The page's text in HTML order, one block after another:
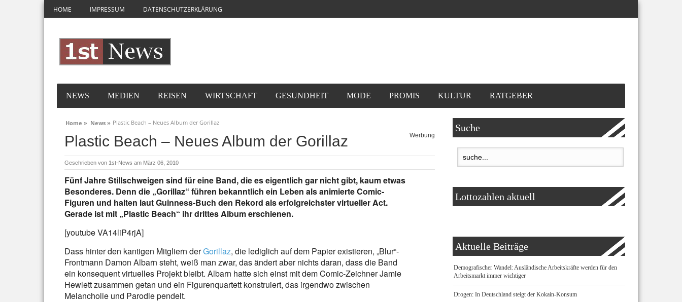
HOME IMPRESSUM DATENSCHUTZERKLÄRUNG
NEWS MEDIEN REISEN WIRTSCHAFT GESUNDHEIT MODE PROMIS KULTUR RATGEBER
Home » News » Plastic Beach – Neues Album der Gorillaz
Plastic Beach – Neues Album der Gorillaz Werbung
Geschrieben von 1st-News am März 06, 2010
Fünf Jahre Stillschweigen sind für eine Band, die es eigentlich gar nicht gibt, kaum etwas
Besonderes. Denn die „Gorillaz“ führen bekanntlich ein Leben als animierte Comic-
Figuren und halten laut Guinness-Buch den Rekord als erfolgreichster virtueller Act.
Gerade ist mit „Plastic Beach“ ihr drittes Album erschienen.
[youtube VA14liP4rjA]
Dass hinter den kantigen Mitgliern derGorillaz, die lediglich auf dem Papier existieren, „Blur“-
Frontmann Damon Albarn steht, weiß man zwar, das ändert aber nichts daran, dass die Band
ein konsequent virtuelles Projekt bleibt. Albarn hatte sich einst mit dem Comic-Zeichner Jamie
Hewlett zusammen getan und ein Figurenquartett konstruiert, das irgendwo zwischen
Melancholie und Parodie pendelt.
Suche
Lottozahlen aktuell
Aktuelle Beiträge
Demografischer Wandel: Ausländische Arbeitskräfte werden für den
Arbeitsmarkt immer wichtiger
Drogen: In Deutschland steigt der Kokain-Konsum